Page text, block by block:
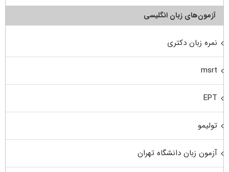
آزمون‌های زبان انگلیسی
نمره زبان دکتری
msrt
EPT
تولیمو
آزمون زبان دانشگاه تهران